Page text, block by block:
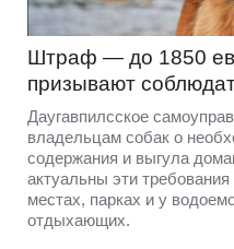
Штраф — до 1850
призывают
Даугавпилсское
владельцам собак о
содержания и выгула
актуальны эти
местах, парках и у
отдыхающих.